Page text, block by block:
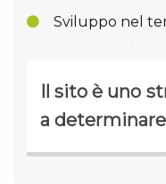
Sviluppo nel
Il sito è uno
a